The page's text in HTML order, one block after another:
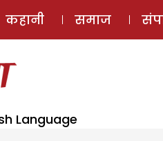
कहानी समाज
Language